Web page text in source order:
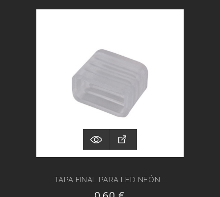
TAPA FINAL PARA LED NEÓN...